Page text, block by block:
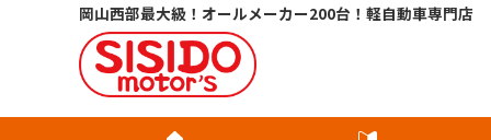
岡山西部最大級！オールメーカー200台！軽自動車専門店